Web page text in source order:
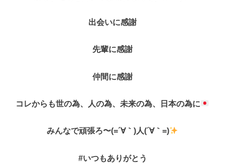
出会いに感謝
先輩に感謝
仲間に感謝
コレからも世の為、人の為、未来の為、日本の為に
みんなで頑張ろ〜(=´∀｀)人(´∀｀=)
#いつもありがとう